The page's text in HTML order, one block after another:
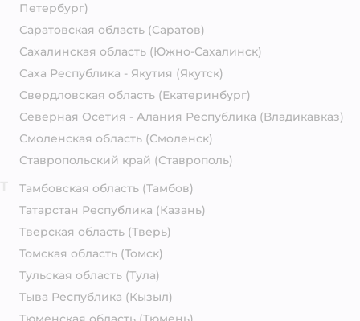
Петербург)
Саратовская область (Саратов)
Сахалинская область (Южно-Сахалинск)
Саха Республика - Якутия (Якутск)
Свердловская область (Екатеринбург)
Северная Осетия - Алания Республика (Владикавказ)
Смоленская область (Смоленск)
Ставропольский край (Ставрополь)
Тамбовская область (Тамбов)
Татарстан Республика (Казань)
Тверская область (Тверь)
Томская область (Томск)
Тульская область (Тула)
Тыва Республика (Кызыл)